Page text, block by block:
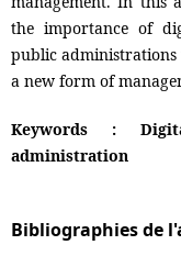
the importance of
public
a new form of
Keywords :
administration
Bibliographies de